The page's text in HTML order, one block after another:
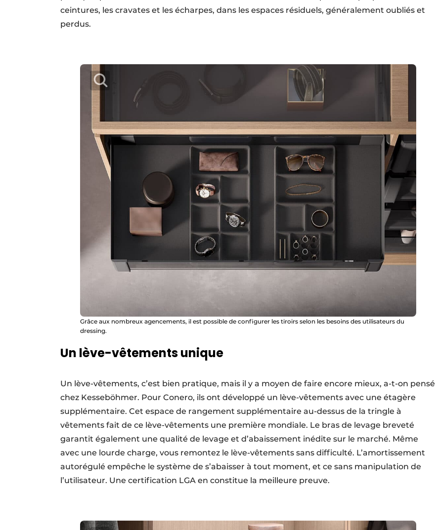
ceintures, les cravates et les écharpes, dans les espaces résiduels, généralement oubliés et
perdus.
Grâce aux nombreux agencements, il est possible de configurer les tiroirs selon les besoins des utilisateurs du
dressing.
Un lève-vêtements unique
Un lève-vêtements, c’est bien pratique, mais il y a moyen de faire encore mieux, a-t-on pensé
chez Kesseböhmer. Pour Conero, ils ont développé un lève-vêtements avec une étagère
supplémentaire. Cet espace de rangement supplémentaire au-dessus de la tringle à
vêtements fait de ce lève-vêtements une première mondiale. Le bras de levage breveté
garantit également une qualité de levage et d’abaissement inédite sur le marché. Même
avec une lourde charge, vous remontez le lève-vêtements sans difficulté. L’amortissement
autorégulé empêche le système de s’abaisser à tout moment, et ce sans manipulation de
l’utilisateur. Une certification LGA en constitue la meilleure preuve.